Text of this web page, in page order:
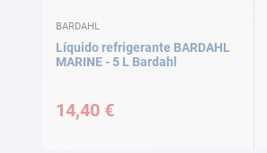
BARDAHL
Líquido refrigerante BARDAHL
MARINE - 5 L Bardahl
14,40 €